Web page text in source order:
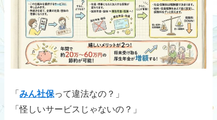
「みん社保って違法なの？」
「怪しいサービスじゃないの？」